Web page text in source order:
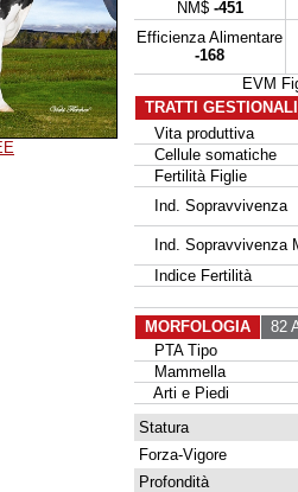
NM$ -451
Efficienza Alimentare
-168
EVM
TRATTI
Vita produttiva
Cellule somatiche
Fertilità Figlie
Ind. Sopravvivenza
Ind. Sopravvivenza
Indice Fertilità
MORFOLOGIA
82
PTA Tipo
Mammella
Arti e Piedi
Statura
Forza-Vigore
Profondità